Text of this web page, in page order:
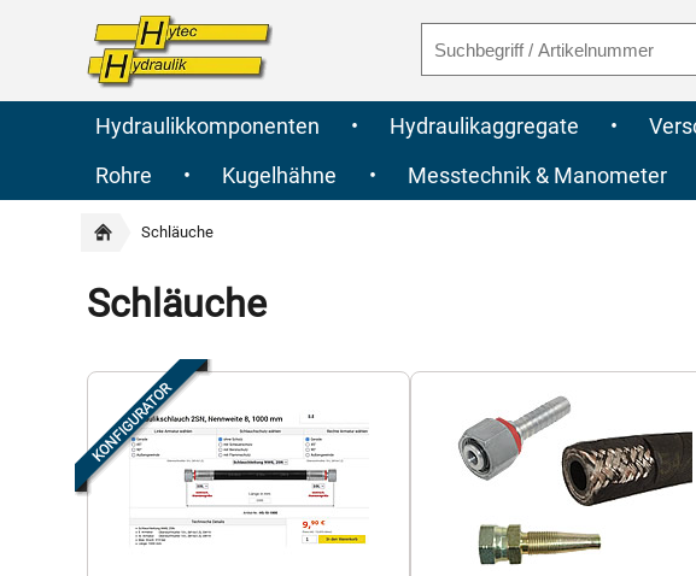
Hydraulikkomponenten • Hydraulikaggregate •
Rohre
• Kugelhähne • Messtechnik & Manometer
Schläuche
Schläuche